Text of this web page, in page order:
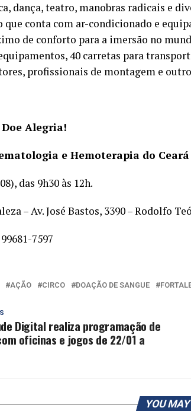
dança, teatro, manobras radicais e
que conta com ar-condicionado e
de conforto para a imersão no
40 carretas para
profissionais de montagem e
Doe Alegria!
e Hemoterapia do Ceará
das 9h30 às 12h.
– Av. José Bastos, 3390 – Rodolfo
7597
AÇÃO CIRCO DOAÇÃO DE SANGUE
Digital realiza programação de
oficinas e jogos de 22/01 a
YOU